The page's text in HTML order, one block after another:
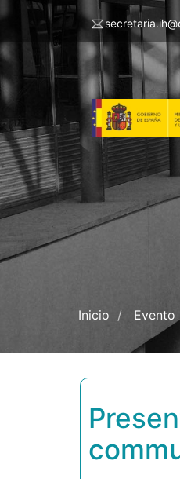
Pasar
contenido
principal
Menu
left
IH
Inicio Evento